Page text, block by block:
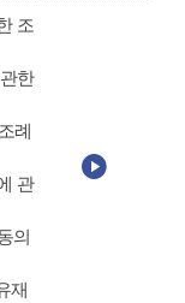
조
한
례
관
의
재